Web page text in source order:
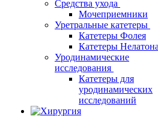
Средства ухода
Мочеприемники
Уретральные катетеры
Катетеры Фолея
Катетеры Нелатона
Уродинамические
исследования
Катетеры для
уродинамических
исследований